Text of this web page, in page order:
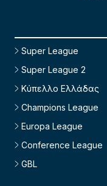
Super League
Super League 2
Κύπελλο Ελλάδας
Champions League
Europa League
Conference League
GBL